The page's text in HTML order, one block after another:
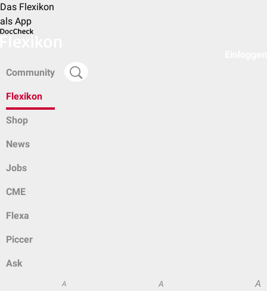
Das Flexikon
als App
Community
Flexikon
Shop
News
Jobs
CME
Flexa
Piccer
Ask
A A A